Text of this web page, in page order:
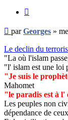
Message
non
lu
parGeorges »
Le declin du
"La où l'islam
"l' islam est une loi
"Je suis le
Mahomet
"le paradis est à l'
Les peuples non
dépendance de